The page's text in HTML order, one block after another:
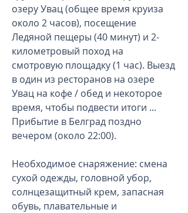
озеру Увац (общее время круиза
около 2 часов), посещение
Ледяной пещеры (40 минут) и 2-
километровый поход на
смотровую площадку (1 час). Выезд
в один из ресторанов на озере
Увац на кофе / обед и некоторое
время, чтобы подвести итоги ...
Прибытие в Белград поздно
вечером (около 22:00).
Необходимое снаряжение: смена
сухой одежды, головной убор,
солнцезащитный крем, запасная
обувь, плавательные и